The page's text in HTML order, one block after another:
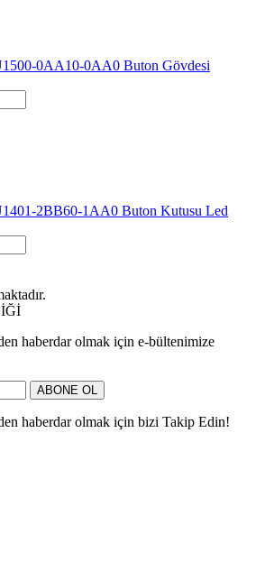
0AA10-0AA0 Buton Gövdesi
2BB60-1AA0 Buton Kutusu Led
haberdar olmak için e-bültenimize
ABONE OL
haberdar olmak için bizi Takip Edin!